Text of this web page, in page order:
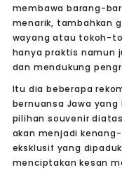
membawa barang-
menarik, tambahkan
wayang atau tokoh-
hanya praktis namun
dan mendukung
Itu dia beberapa
bernuansa Jawa
pilihan souvenir
akan menjadi
eksklusif yang
menciptakan kesan